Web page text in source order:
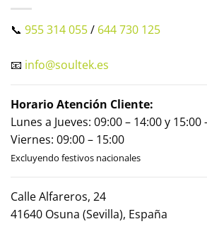
📞 955 314 055/ 644 730 125
📧 info@soultek.es
Horario Atención Cliente:
Lunes a Jueves: 09:00 – 14:00 y 15:00
Viernes: 09:00 – 15:00
Excluyendo festivos nacionales
Calle Alfareros, 24
41640 Osuna (Sevilla), España